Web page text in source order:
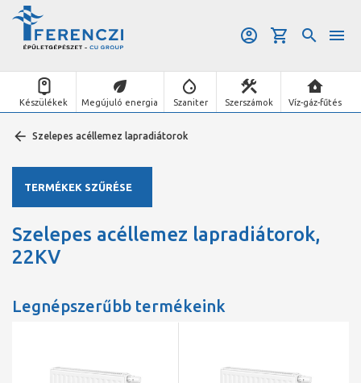
Készülékek Megújuló energia Szaniter Szerszámok Víz-gáz-fűtés
Szelepes acéllemez lapradiátorok
Szelepes acéllemez lapradiátorok,
22KV
Legnépszerűbb termékeink
TERMÉKEK SZŰRÉSE